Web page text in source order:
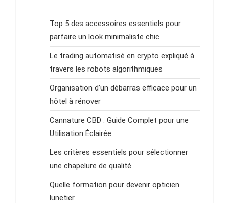
Top 5 des accessoires essentiels pour
parfaire un look minimaliste chic
Le trading automatisé en crypto expliqué à
travers les robots algorithmiques
Organisation d’un débarras efficace pour un
hôtel à rénover
Cannature CBD : Guide Complet pour une
Utilisation Éclairée
Les critères essentiels pour sélectionner
une chapelure de qualité
Quelle formation pour devenir opticien
lunetier